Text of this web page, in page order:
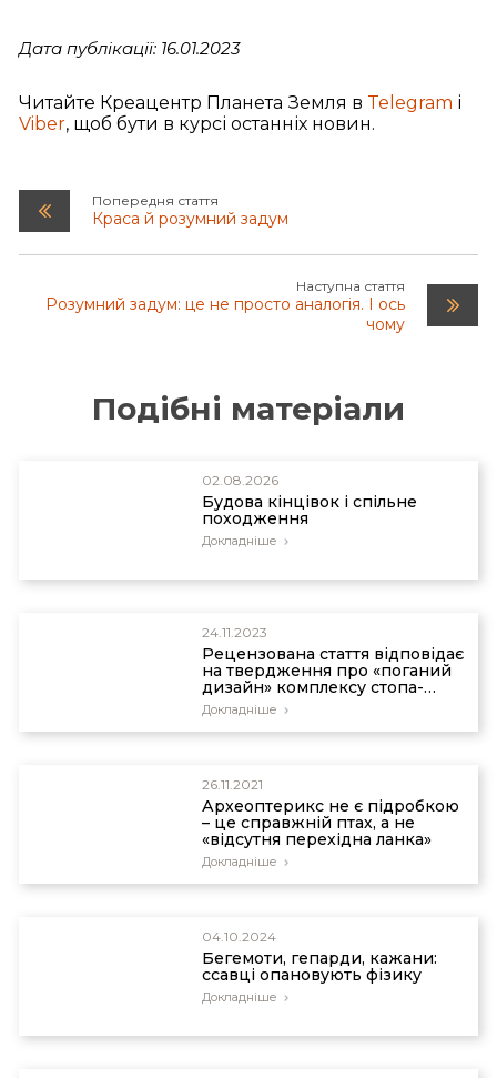
Дата публікації: 16.01.2023
Читайте Креацентр Планета Земля в Telegram і
Viber, щоб бути в курсі останніх новин.
Попередня стаття
Краса й розумний задум
Наступна стаття
Розумний задум: це не просто аналогія. І ось
чому
Подібні матеріали
02.08.2026
Будова кінцівок і спільне
походження
Докладніше
24.11.2023
Рецензована стаття відповідає
на твердження про «поганий
дизайн» комплексу стопа-
гомілкостоп людини
Докладніше
26.11.2021
Археоптерикс не є підробкою
– це справжній птах, а не
«відсутня перехідна ланка»
Докладніше
04.10.2024
Бегемоти, гепарди, кажани:
ссавці опановують фізику
Докладніше